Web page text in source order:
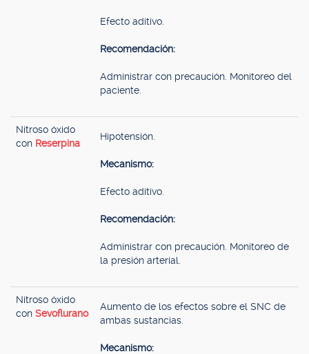
Efecto aditivo.
Recomendación:
Administrar con precaución. Monitoreo del
paciente.
Nitroso óxido
con Reserpina
Hipotensión.
Mecanismo:
Efecto aditivo.
Recomendación:
Administrar con precaución. Monitoreo de
la presión arterial.
Nitroso óxido
con Sevoflurano
Aumento de los efectos sobre el SNC de
ambas sustancias.
Mecanismo: